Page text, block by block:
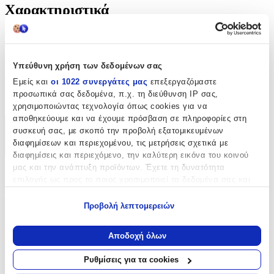
Υπεύθυνη χρήση των δεδομένων σας
Εμείς και οι 1022 συνεργάτες μας επεξεργαζόμαστε
προσωπικά σας δεδομένα, π.χ. τη διεύθυνση IP σας,
χρησιμοποιώντας τεχνολογία όπως cookies για να
αποθηκεύουμε και να έχουμε πρόσβαση σε πληροφορίες στη
συσκευή σας, με σκοπό την προβολή εξατομικευμένων
διαφημίσεων και περιεχομένου, τις μετρήσεις σχετικά με
διαφημίσεις και περιεχόμενο, την καλύτερη εικόνα του κοινού
μας και την ανάπτυξη προϊόντων. Έχετε τη δυνατότητα
Να συλλέξουμε πληροφορίες σχετικά με τη γεωγραφική
σας τοποθεσία, οι οποίες μπορεί να είναι ακριβείς σε
απόσταση μερικών μέτρων
Να αναγνωρίσουμε τη συσκευή σας σαρώνοντας ενεργά
Προβολή λεπτομερειών
Αποδοχή όλων
Ρυθμίσεις για τα cookies
Χαρακτηριστικά
Τύπος
Υλικό
Υφασμάτινο
Χαρακτηριστικά
Χαρακτηριστικά
Μπρελόκ
Υλικό: